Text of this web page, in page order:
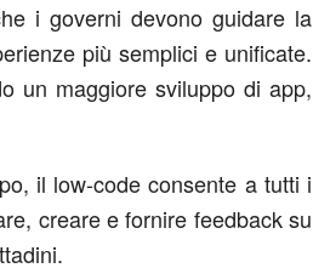
i governi devono guidare la
più semplici e unificate.
un maggiore sviluppo di app,
il low-code consente a tutti i
creare e fornire feedback su